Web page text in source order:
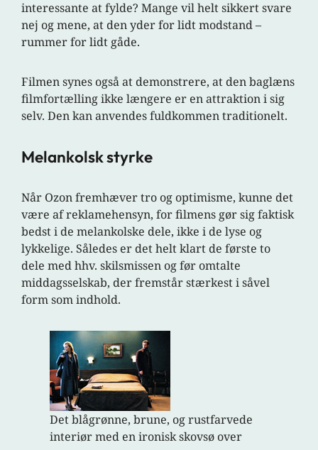
interessante at fylde? Mange vil helt sikkert svare
nej og mene, at den yder for lidt modstand –
rummer for lidt gåde.
Filmen synes også at demonstrere, at den baglæns
filmfortælling ikke længere er en attraktion i sig
selv. Den kan anvendes fuldkommen traditionelt.
Melankolsk styrke
Når Ozon fremhæver tro og optimisme, kunne det
være af reklamehensyn, for filmens gør sig faktisk
bedst i de melankolske dele, ikke i de lyse og
lykkelige. Således er det helt klart de første to
dele med hhv. skilsmissen og før omtalte
middagsselskab, der fremstår stærkest i såvel
form som indhold.
Det blågrønne, brune, og rustfarvede
interiør med en ironisk skovsø over